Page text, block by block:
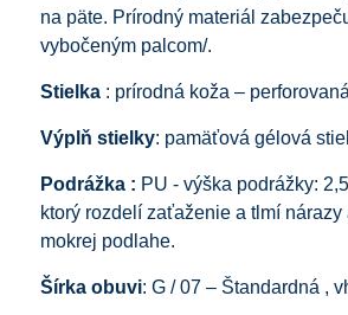
na päte. Prírodný materiál
vybočeným palcom/.
Stielka: prírodná koža –
Výplň stielky: pamäťová gélová
Podrážka : PU - výška podrážky:
ktorý rozdelí zaťaženie a tlmí
mokrej podlahe.
Šírka obuvi: G / 07 – Štandardná ,